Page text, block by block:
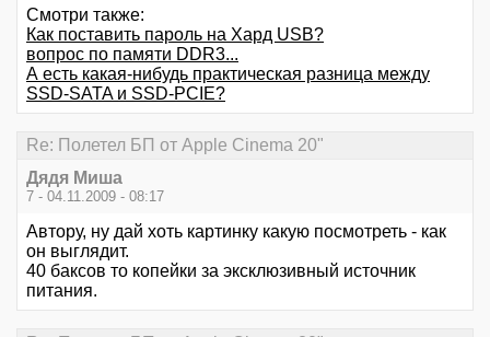
Смотри также:
Как поставить пароль на Хард USB?
вопрос по памяти DDR3...
А есть какая-нибудь практическая разница между
SSD-SATA и SSD-PCIE?
Re: Полетел БП от Apple Cinema 20"
Дядя Миша
7 - 04.11.2009 - 08:17
Автору, ну дай хоть картинку какую посмотреть - как
он выглядит.
40 баксов то копейки за эксклюзивный источник
питания.